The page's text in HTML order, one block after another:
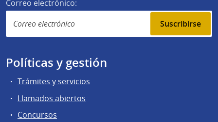
Correo electrónico:
Suscribirse
Políticas y gestión
Trámites y servicios
Llamados abiertos
Concursos